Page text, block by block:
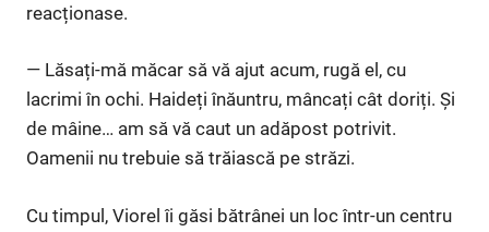
reacționase.
— Lăsați-mă măcar să vă ajut acum, rugă el, cu
lacrimi în ochi. Haideți înăuntru, mâncați cât doriți. Și
de mâine… am să vă caut un adăpost potrivit.
Oamenii nu trebuie să trăiască pe străzi.
Cu timpul, Viorel îi găsi bătrânei un loc într-un centru